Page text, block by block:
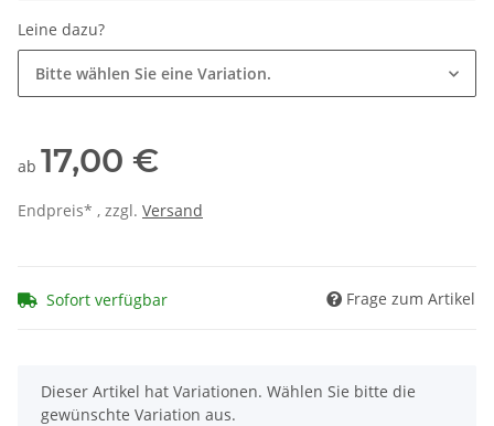
Leine dazu?
Bitte wählen Sie eine Variation.
ab 17,00 €
Endpreis* , zzgl. Versand
Sofort verfügbar Frage zum Artikel
x
Dieser Artikel hat Variationen. Wählen Sie bitte die
gewünschte Variation aus.